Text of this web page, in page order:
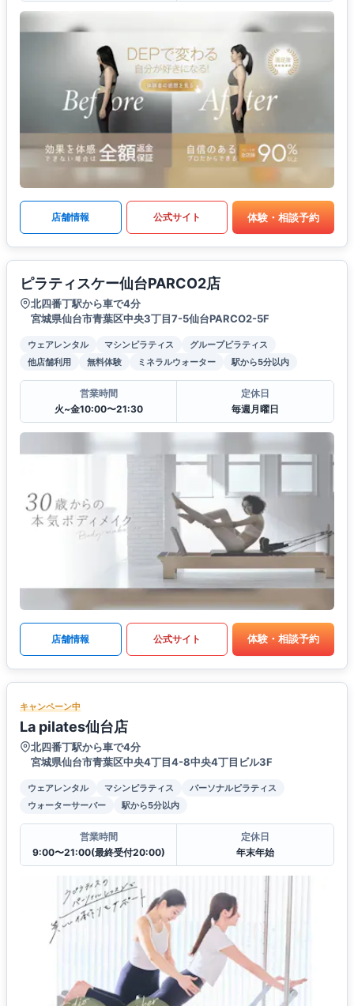
店舗情報 公式サイト 体験・相談予約
ピラティスケー仙台PARCO2店
北四番丁駅から車で4分
宮城県仙台市青葉区中央3丁目7-5仙台PARCO2-5F
ウェアレンタル マシンピラティス
グループピラティス
他店舗利用
無料体験 ミネラルウォーター 駅から5分以内
営業時間
火~金10:00〜21:30
定休日
毎週月曜日
店舗情報 公式サイト 体験・相談予約
キャンペーン中
La pilates仙台店
北四番丁駅から車で4分
宮城県仙台市青葉区中央4丁目4-8中央4丁目ビル3F
ウェアレンタル マシンピラティス
パーソナルピラティス
ウォーターサーバー
駅から5分以内
営業時間
9:00〜21:00(最終受付20:00)
定休日
年末年始